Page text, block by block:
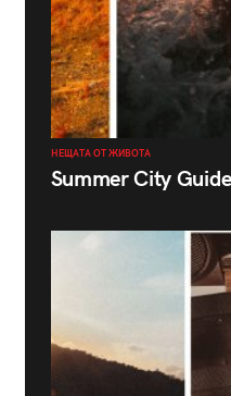
НЕЩАТА ОТ ЖИВОТА
Summer City